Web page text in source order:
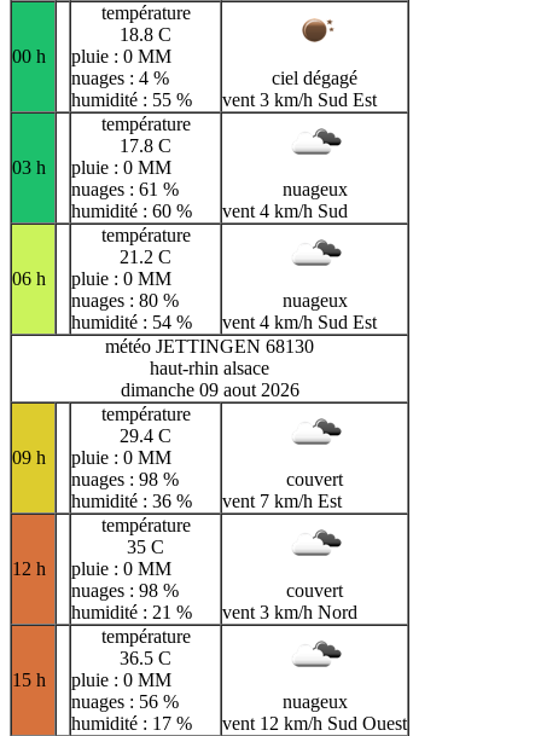
00 h
température
18.8 C
pluie : 0 MM
nuages : 4 %
humidité : 55 %
ciel dégagé
vent 3 km/h Sud Est
03 h
température
17.8 C
pluie : 0 MM
nuages : 61 %
humidité : 60 %
nuageux
vent 4 km/h Sud
06 h
température
21.2 C
pluie : 0 MM
nuages : 80 %
humidité : 54 %
nuageux
vent 4 km/h Sud Est
météo JETTINGEN 68130
haut-rhin alsace
dimanche 09 aout 2026
09 h
température
29.4 C
pluie : 0 MM
nuages : 98 %
humidité : 36 %
couvert
vent 7 km/h Est
12 h
température
35 C
pluie : 0 MM
nuages : 98 %
humidité : 21 %
couvert
vent 3 km/h Nord
15 h
température
36.5 C
pluie : 0 MM
nuages : 56 %
humidité : 17 %
nuageux
vent 12 km/h Sud Ouest